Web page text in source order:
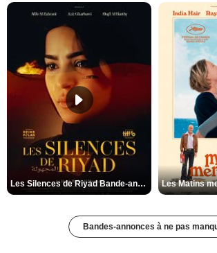
Les Silences de Riyad Bande-annonce VO STFR
Bandes-annonces à ne pas